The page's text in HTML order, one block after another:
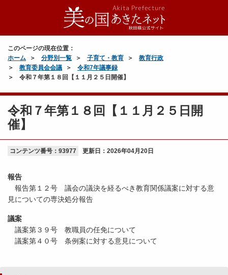
このページの現在位置：
ホーム
分野別一覧 子育て・教育
教育行政
教育委員会会議
令和7年議事録
令和７年第１８回【１１月２５日開催】
令和７年第１８回【１１月２５日開
催】
コンテンツ番号：93977 更新日： 2026年04月20日
報告
報告第１２号 議会の議決を経るべき教育関係議案に対する意
見についての専決処分報告
議案
議案第３９号 教職員の任免について
議案第４０号 条例案に対する意見について